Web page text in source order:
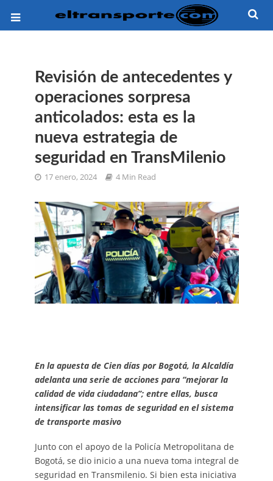
Revisión de antecedentes y
operaciones sorpresa
anticolados: esta es la
nueva estrategia de
seguridad en TransMilenio
17 enero, 2024 4 Min Read
En la apuesta de Cien días por Bogotá, la Alcaldía
adelanta una serie de acciones para “mejorar la
calidad de vida ciudadana”; entre ellas, busca
intensificar las tomas de seguridad en el sistema
de transporte masivo
Junto con el apoyo de la Policía Metropolitana de
Bogotá, se dio inicio a una nueva toma integral de
seguridad en Transmilenio. Si bien esta iniciativa